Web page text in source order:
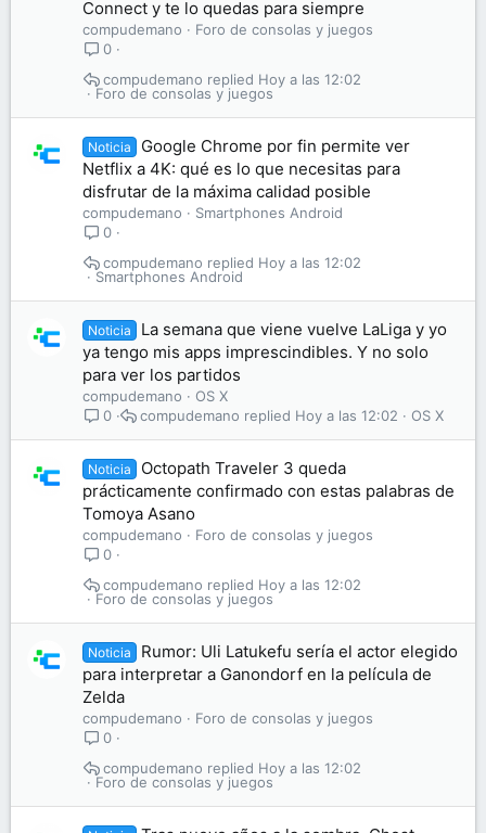
Connect y te lo quedas para siempre
compudemano
Foro de consolas y juegos
0
Foro de consolas y juegos
Hoy a las 12:02
compudemano
Noticia
Google Chrome por fin permite ver
Netflix a 4K: qué es lo que necesitas para
disfrutar de la máxima calidad posible
compudemano
Smartphones Android
0
Smartphones Android
Hoy a las 12:02
compudemano
Noticia
La semana que viene vuelve LaLiga y yo
ya tengo mis apps imprescindibles. Y no solo
para ver los partidos
compudemano
OS X
0
OS X
Hoy a las 12:02
compudemano
Noticia
Octopath Traveler 3 queda
prácticamente confirmado con estas palabras de
Tomoya Asano
compudemano
Foro de consolas y juegos
0
Foro de consolas y juegos
Hoy a las 12:02
compudemano
Noticia
Rumor: Uli Latukefu sería el actor elegido
para interpretar a Ganondorf en la película de
Zelda
compudemano
Foro de consolas y juegos
0
Foro de consolas y juegos
Hoy a las 12:02
compudemano